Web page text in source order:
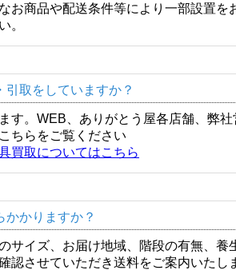
お商品や配送条件等により一部設置
。
引取をしていますか？
す。WEB、ありがとう屋各店舗、弊
ちらをご覧ください
買取についてはこちら
かかりますか？
サイズ、お届け地域、階段の有無、
認させていただき送料をご案内いたし